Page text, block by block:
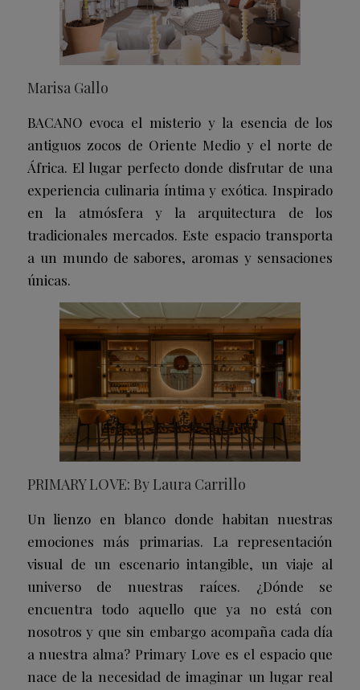
Marisa Gallo
BACANO evoca el misterio y la esencia de los
antiguos zocos de Oriente Medio y el norte de
África. El lugar perfecto donde disfrutar de una
experiencia culinaria íntima y exótica. Inspirado
en la atmósfera y la arquitectura de los
tradicionales mercados. Este espacio transporta
a un mundo de sabores, aromas y sensaciones
únicas.
PRIMARY LOVE: By Laura Carrillo
Un lienzo en blanco donde habitan nuestras
emociones más primarias. La representación
visual de un escenario intangible, un viaje al
universo de nuestras raíces. ¿Dónde se
encuentra todo aquello que ya no está con
nosotros y que sin embargo acompaña cada día
a nuestra alma? Primary Love es el espacio que
nace de la necesidad de imaginar un lugar real